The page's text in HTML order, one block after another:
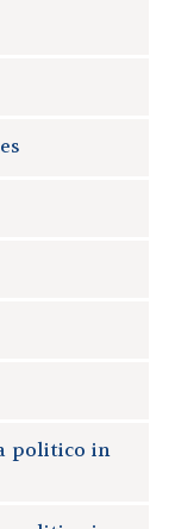
politico in